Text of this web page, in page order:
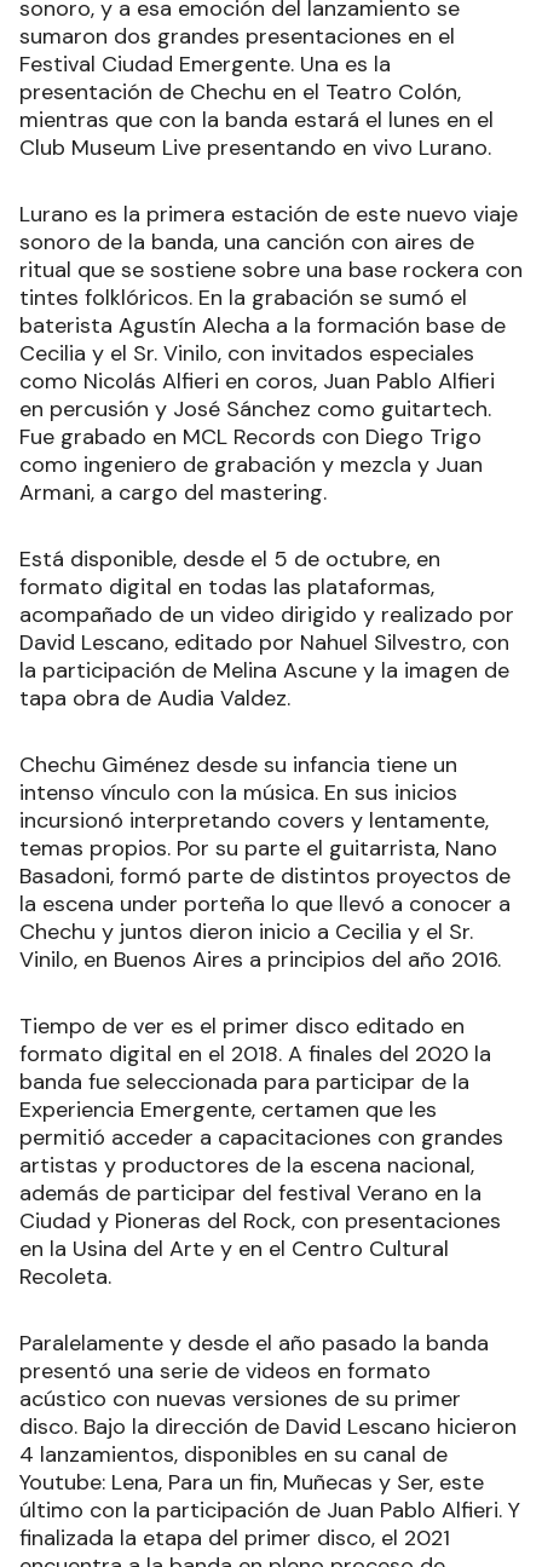
sonoro, y a esa emoción del lanzamiento se
sumaron dos grandes presentaciones en el
Festival Ciudad Emergente. Una es la
presentación de Chechu en el Teatro Colón,
mientras que con la banda estará el lunes en el
Club Museum Live presentando en vivo Lurano.
Lurano es la primera estación de este nuevo viaje
sonoro de la banda, una canción con aires de
ritual que se sostiene sobre una base rockera con
tintes folklóricos. En la grabación se sumó el
baterista Agustín Alecha a la formación base de
Cecilia y el Sr. Vinilo, con invitados especiales
como Nicolás Alfieri en coros, Juan Pablo Alfieri
en percusión y José Sánchez como guitartech.
Fue grabado en MCL Records con Diego Trigo
como ingeniero de grabación y mezcla y Juan
Armani, a cargo del mastering.
Está disponible, desde el 5 de octubre, en
formato digital en todas las plataformas,
acompañado de un video dirigido y realizado por
David Lescano, editado por Nahuel Silvestro, con
la participación de Melina Ascune y la imagen de
tapa obra de Audia Valdez.
Chechu Giménez desde su infancia tiene un
intenso vínculo con la música. En sus inicios
incursionó interpretando covers y lentamente,
temas propios. Por su parte el guitarrista, Nano
Basadoni, formó parte de distintos proyectos de
la escena under porteña lo que llevó a conocer a
Chechu y juntos dieron inicio a Cecilia y el Sr.
Vinilo, en Buenos Aires a principios del año 2016.
Tiempo de ver es el primer disco editado en
formato digital en el 2018. A finales del 2020 la
banda fue seleccionada para participar de la
Experiencia Emergente, certamen que les
permitió acceder a capacitaciones con grandes
artistas y productores de la escena nacional,
además de participar del festival Verano en la
Ciudad y Pioneras del Rock, con presentaciones
en la Usina del Arte y en el Centro Cultural
Recoleta.
Paralelamente y desde el año pasado la banda
presentó una serie de videos en formato
acústico con nuevas versiones de su primer
disco. Bajo la dirección de David Lescano hicieron
4 lanzamientos, disponibles en su canal de
Youtube: Lena, Para un fin, Muñecas y Ser, este
último con la participación de Juan Pablo Alfieri. Y
finalizada la etapa del primer disco, el 2021